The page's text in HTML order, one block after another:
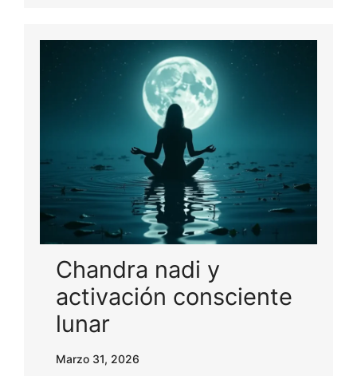
Chandra nadi y
activación consciente
lunar
Marzo 31, 2026